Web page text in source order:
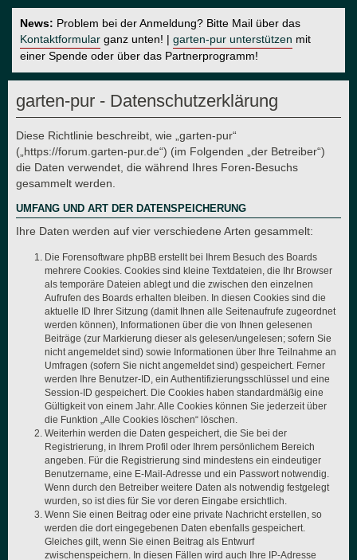
News: Problem bei der Anmeldung? Bitte Mail über das
Kontaktformular ganz unten! | garten-pur unterstützen mit
einer Spende oder über das Partnerprogramm!
garten-pur - Datenschutzerklärung
Diese Richtlinie beschreibt, wie „garten-pur“
(„https://forum.garten-pur.de“) (im Folgenden „der Betreiber“)
die Daten verwendet, die während Ihres Foren-Besuchs
gesammelt werden.
UMFANG UND ART DER DATENSPEICHERUNG
Ihre Daten werden auf vier verschiedene Arten gesammelt:
Die Forensoftware phpBB erstellt bei Ihrem Besuch des Boards
mehrere Cookies. Cookies sind kleine Textdateien, die Ihr Browser
als temporäre Dateien ablegt und die zwischen den einzelnen
Aufrufen des Boards erhalten bleiben. In diesen Cookies sind die
aktuelle ID Ihrer Sitzung (damit Ihnen alle Seitenaufrufe zugeordnet
werden können), Informationen über die von Ihnen gelesenen
Beiträge (zur Markierung dieser als gelesen/ungelesen; sofern Sie
nicht angemeldet sind) sowie Informationen über Ihre Teilnahme an
Umfragen (sofern Sie nicht angemeldet sind) gespeichert. Ferner
werden Ihre Benutzer-ID, ein Authentifizierungsschlüssel und eine
Session-ID gespeichert. Die Cookies haben standardmäßig eine
Gültigkeit von einem Jahr. Alle Cookies können Sie jederzeit über
die Funktion „Alle Cookies löschen“ löschen.
Weiterhin werden die Daten gespeichert, die Sie bei der
Registrierung, in Ihrem Profil oder Ihrem persönlichem Bereich
angeben. Für die Registrierung sind mindestens ein eindeutiger
Benutzername, eine E-Mail-Adresse und ein Passwort notwendig.
Wenn durch den Betreiber weitere Daten als notwendig festgelegt
wurden, so ist dies für Sie vor deren Eingabe ersichtlich.
Wenn Sie einen Beitrag oder eine private Nachricht erstellen, so
werden die dort eingegebenen Daten ebenfalls gespeichert.
Gleiches gilt, wenn Sie einen Beitrag als Entwurf
zwischenspeichern. In diesen Fällen wird auch Ihre IP-Adresse